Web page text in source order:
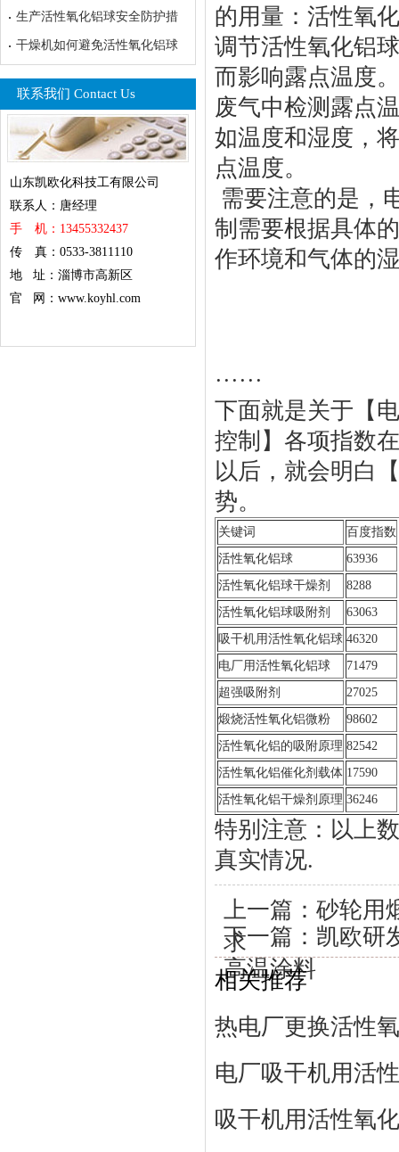
生产活性氧化铝球安全防护措
干燥机如何避免活性氧化铝球
联系我们 Contact Us
山东凯欧化科技工有限公司
联系人：唐经理
手 机：13455332437
传 真：0533-3811110
地 址：淄博市高新区
官 网：www.koyhl.com
的用量：活性氧
调节活性氧化铝
而影响露点温度
废气中检测露点
如温度和湿度，
点温度。
需要注意的是，
制需要根据具体
作环境和气体的
······
下面就是关于【
控制】各项指数
以后，就会明白
势。
关键词
百度指数
活性氧化铝球
63936
活性氧化铝球干燥剂
8288
活性氧化铝球吸附剂
63063
吸干机用活性氧化铝球 46320
电厂用活性氧化铝球
71479
超强吸附剂
27025
煅烧活性氧化铝微粉
98602
活性氧化铝的吸附原理 82542
活性氧化铝催化剂载体 17590
活性氧化铝干燥剂原理 36246
特别注意：以上
真实情况.
上一篇： 砂轮用
求
下一篇： 凯欧研
高温涂料
相关推荐
热电厂更换活性
电厂吸干机用活
吸干机用活性氧